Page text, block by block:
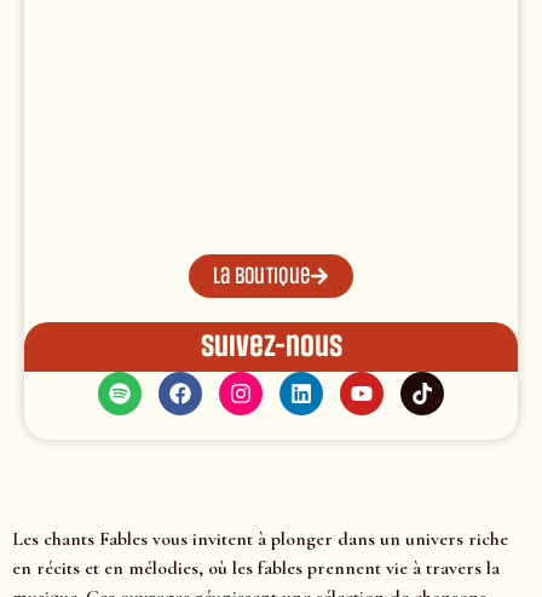
La boutique
Suivez-nous
Les chants Fables vous invitent à plonger dans un univers riche
en récits et en mélodies, où les fables prennent vie à travers la